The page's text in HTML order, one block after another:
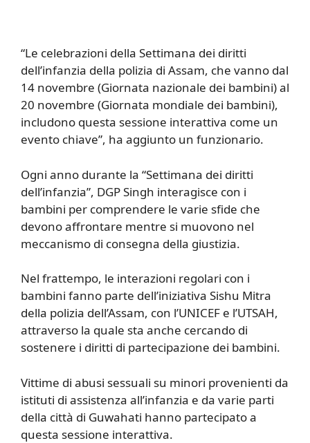
“Le celebrazioni della Settimana dei diritti
dell’infanzia della polizia di Assam, che vanno dal
14 novembre (Giornata nazionale dei bambini) al
20 novembre (Giornata mondiale dei bambini),
includono questa sessione interattiva come un
evento chiave”, ha aggiunto un funzionario.
Ogni anno durante la “Settimana dei diritti
dell’infanzia”, ​​DGP Singh interagisce con i
bambini per comprendere le varie sfide che
devono affrontare mentre si muovono nel
meccanismo di consegna della giustizia.
Nel frattempo, le interazioni regolari con i
bambini fanno parte dell’iniziativa Sishu Mitra
della polizia dell’Assam, con l’UNICEF e l’UTSAH,
attraverso la quale sta anche cercando di
sostenere i diritti di partecipazione dei bambini.
Vittime di abusi sessuali su minori provenienti da
istituti di assistenza all’infanzia e da varie parti
della città di Guwahati hanno partecipato a
questa sessione interattiva.